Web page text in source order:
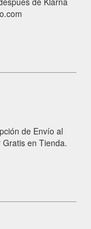
de Envío al
en Tienda.